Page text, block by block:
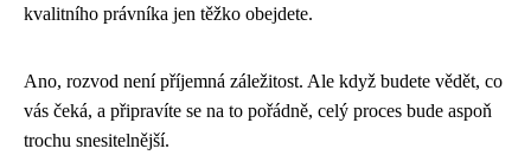
kvalitního právníka jen těžko obejdete.
Ano, rozvod není příjemná záležitost. Ale když budete vědět, co
vás čeká, a připravíte se na to pořádně, celý proces bude aspoň
trochu snesitelnější.